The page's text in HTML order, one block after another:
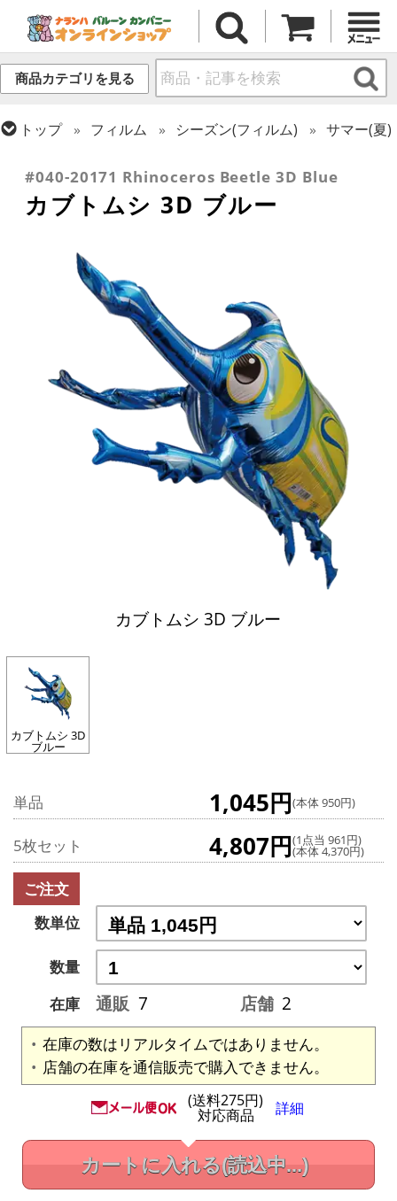
商品カテゴリを見る
トップ フィルム シーズン(フィルム)
サマー(夏)
#040-20171 Rhinoceros Beetle 3D Blue
カブトムシ 3D ブルー
カブトムシ 3D ブルー
カブトムシ 3D
ブルー
単品 1,045円(本体 950円)
5枚セット 4,807円(1点当 961円)
(本体 4,370円)
ご注文
数単位
数量
在庫
通販 7 店舗 2
在庫の数はリアルタイムではありません。
店舗の在庫を通信販売で購入できません。
(送料275円)
対応商品 詳細
カートに入れる(読込中...)